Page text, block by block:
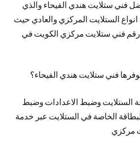
فني ستلايت هندي الفيحاء والذي
الستلايت المركزي والعادي حيث
رقم فني ستلايت مركزي الكويت في
فني ستلايت هندي الفيحاء؟
الستلايت وضبط الاعدادات وضبط
الخاصة في الستلايت عبر خدمة
مركزي